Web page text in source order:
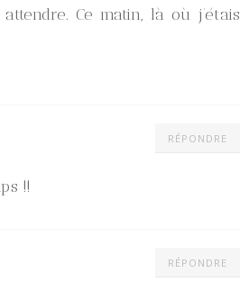
Ce matin, là où j’étais
RÉPONDRE
!!
RÉPONDRE